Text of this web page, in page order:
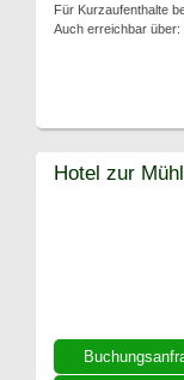
Für Kurzaufenthalte
Auch erreichbar über:
Hotel zur